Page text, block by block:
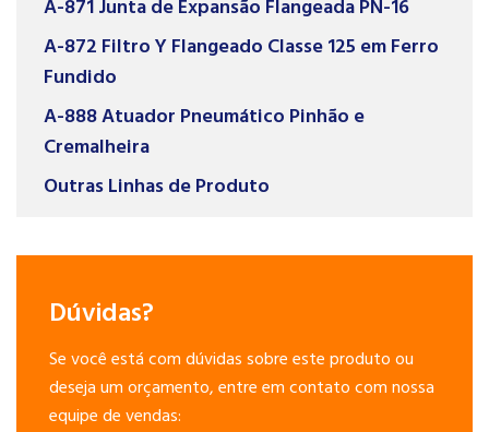
A-871 Junta de Expansão Flangeada PN-16
A-872 Filtro Y Flangeado Classe 125 em Ferro
Fundido
A-888 Atuador Pneumático Pinhão e
Cremalheira
Outras Linhas de Produto
Dúvidas?
Se você está com dúvidas sobre este produto ou
deseja um orçamento, entre em contato com nossa
equipe de vendas: